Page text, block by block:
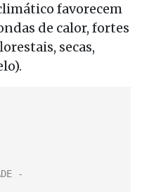
favorecem
de calor, fortes
secas,